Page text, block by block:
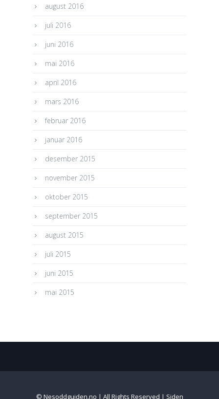
august 2016
juli 2016
juni 2016
mai 2016
april 2016
mars 2016
februar 2016
januar 2016
desember 2015
november 2015
oktober 2015
september 2015
august 2015
juli 2015
juni 2015
mai 2015
© Nesoddguiden.no | All Rights Reserved | Siden